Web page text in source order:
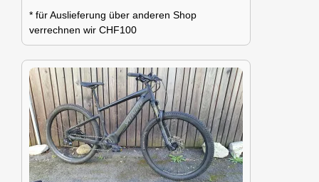
* für Auslieferung über anderen Shop
verrechnen wir CHF100